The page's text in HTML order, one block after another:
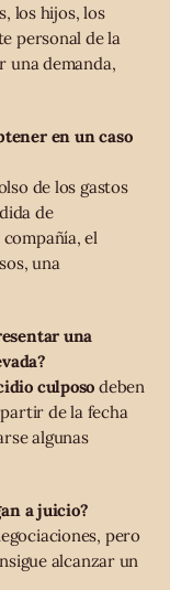
los hijos, los
personal de la
una demanda,
en un caso
de los gastos
de
el
una
una
culposo deben
de la fecha
algunas
a juicio?
pero
alcanzar un